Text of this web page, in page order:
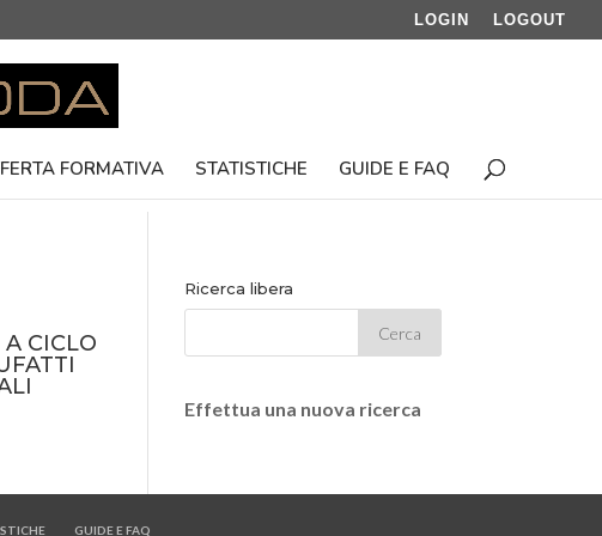
LOGIN LOGOUT
FORMATIVA STATISTICHE GUIDE E FAQ
CICLO
Ricerca libera
Effettua una nuova ricerca
GUIDE E FAQ